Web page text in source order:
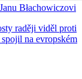
Błachowiczovi
raději viděl proti
na evropském